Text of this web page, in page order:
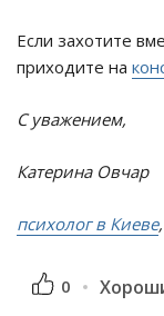
Если захотите
приходите на
С уважением,
Катерина Овчар
психолог в Киеве
0